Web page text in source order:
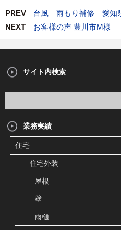
PREV
台風 雨もり補修 愛知
NEXT
お客様の声 豊川市M様
サイト内検索
業務実績
住宅
住宅外装
屋根
壁
雨樋